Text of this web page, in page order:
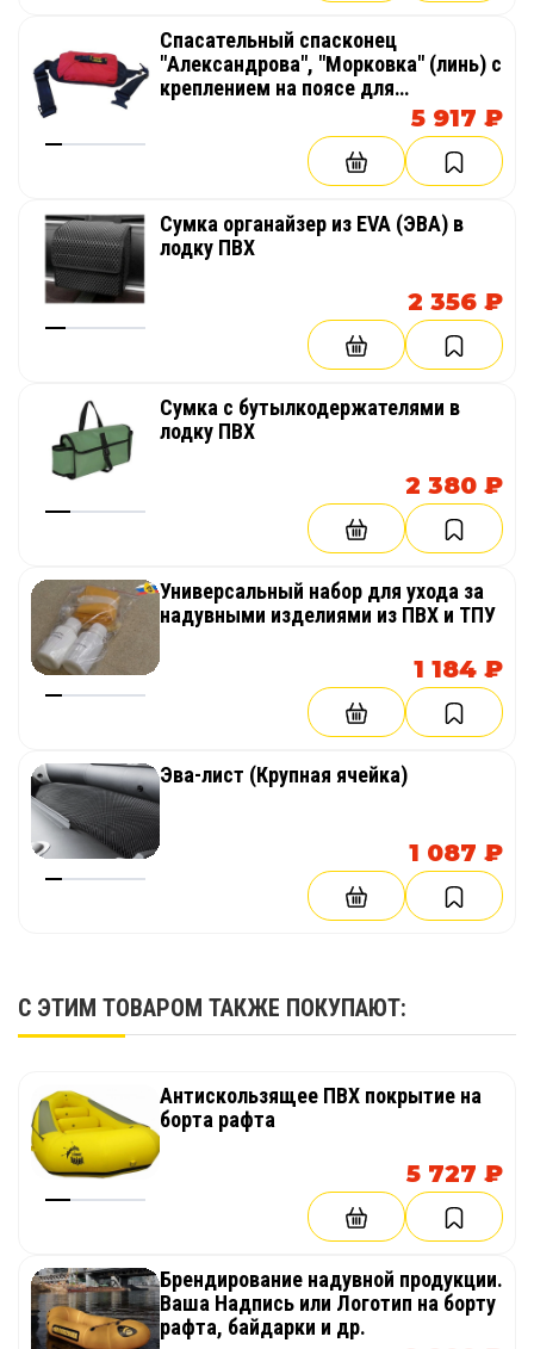
Спасательный спасконец
"Александрова", "Морковка" (линь) с
креплением на поясе для
5 917 ₽
Сумка органайзер из EVA (ЭВА) в
лодку ПВХ
2 356 ₽
Сумка с бутылкодержателями в
лодку ПВХ
2 380 ₽
Универсальный набор для ухода за
надувными изделиями из ПВХ и ТПУ
1 184 ₽
Эва-лист (Крупная ячейка)
1 087 ₽
С ЭТИМ ТОВАРОМ ТАКЖЕ ПОКУПАЮТ:
Антискользящее ПВХ покрытие на
борта рафта
5 727 ₽
Брендирование надувной продукции.
Ваша Надпись или Логотип на борту
рафта, байдарки и др.